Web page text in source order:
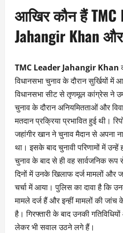
आखिर कौन हैं TMC
Jahangir Khan और
TMC Leader Jahangir Khan
विधानसभा चुनाव के दौरान सुर्खियों में
विधानसभा सीट से तृणमूल कांग्रेस ने
चुनाव के दौरान अनियमितताओं और
मतदान प्रक्रिया प्रभावित हुई थी।
जहांगीर खान ने चुनाव मैदान से अपना
था। इसके बाद चुनावी परिणामों में उन्हें
चुनाव के बाद से ही वह सार्वजनिक
दिनों में उनके खिलाफ दर्ज मामलों और
चर्चा में आया। पुलिस का दावा है कि
मामले दर्ज हैं और इन्हीं मामलों की जांच
है। गिरफ्तारी के बाद उनकी
लेकर भी सवाल उठने लगे हैं।